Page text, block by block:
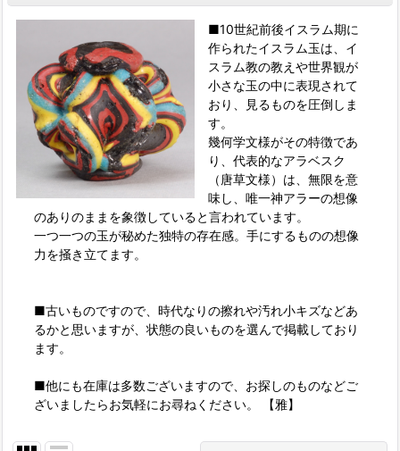
■10世紀前後イスラム期に
作られたイスラム玉は、イ
スラム教の教えや世界観が
小さな玉の中に表現されて
おり、見るものを圧倒しま
す。
幾何学文様がその特徴であ
り、代表的なアラベスク
（唐草文様）は、無限を意
味し、唯一神アラーの想像
のありのままを象徴していると言われています。
一つ一つの玉が秘めた独特の存在感。手にするものの想像
力を掻き立てます。
■古いものですので、時代なりの擦れや汚れ小キズなどあ
るかと思いますが、状態の良いものを選んで掲載しており
ます。
■他にも在庫は多数ございますので、お探しのものなどご
ざいましたらお気軽にお尋ねください。 【雅】